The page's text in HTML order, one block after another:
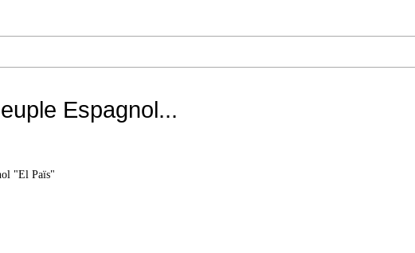
Espagnol...
"El Païs"